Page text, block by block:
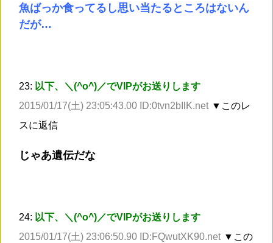
魚ばっか食ってるし思い当たるところはないん
だが…
23: 以下、＼(^o^)／でVIPがお送りします
2015/01/17(土) 23:05:43.00 ID:0tvn2bIlK.net ▼このレ
スに返信
じゃあ遺伝だな
24: 以下、＼(^o^)／でVIPがお送りします
2015/01/17(土) 23:06:50.90 ID:FQwutXK90.net ▼この